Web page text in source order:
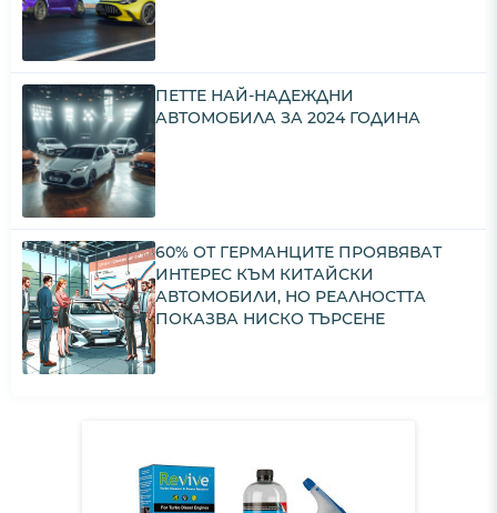
ПЕТТЕ НАЙ-НАДЕЖДНИ
АВТОМОБИЛА ЗА 2024 ГОДИНА
60% ОТ ГЕРМАНЦИТЕ ПРОЯВЯВАТ
ИНТЕРЕС КЪМ КИТАЙСКИ
АВТОМОБИЛИ, НО РЕАЛНОСТТА
ПОКАЗВА НИСКО ТЪРСЕНЕ